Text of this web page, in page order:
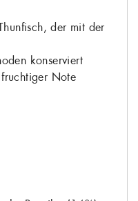
der mit der
konserviert
Note